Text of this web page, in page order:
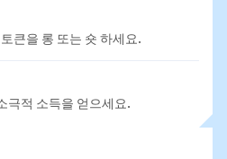
큰을 롱 또는 숏 하세요.
극적 소득을 얻으세요.